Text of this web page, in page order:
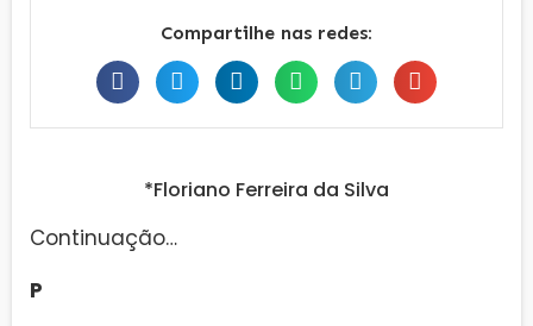
Compartilhe nas redes:
*Floriano Ferreira da Silva
Continuação…
P